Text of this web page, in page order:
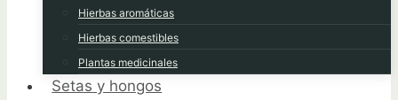
Hierbas aromáticas
Hierbas comestibles
Plantas medicinales
Setas y hongos